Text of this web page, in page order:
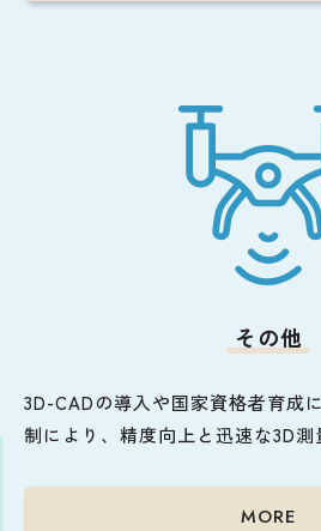
その他
3D-CADの導入や国家資格者育成
制により、精度向上と迅速な3D測
MORE